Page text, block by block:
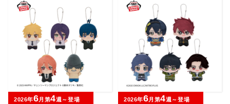
2026年6月第4週～登場 2026年6月第4週～登場